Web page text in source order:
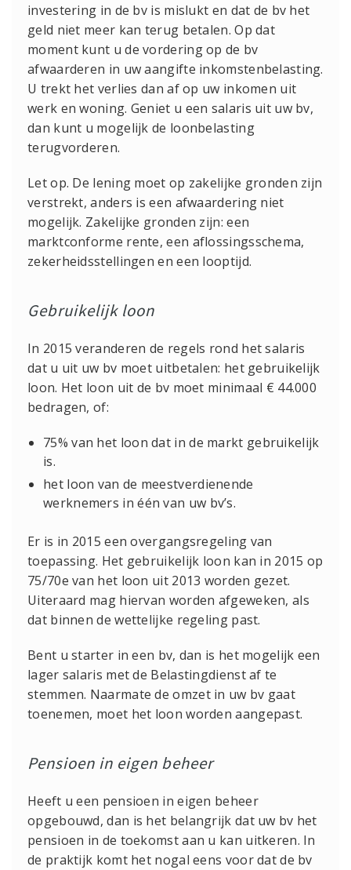
investering in de bv is mislukt en dat de bv het
geld niet meer kan terug betalen. Op dat
moment kunt u de vordering op de bv
afwaarderen in uw aangifte inkomstenbelasting.
U trekt het verlies dan af op uw inkomen uit
werk en woning. Geniet u een salaris uit uw bv,
dan kunt u mogelijk de loonbelasting
terugvorderen.
Let op. De lening moet op zakelijke gronden zijn
verstrekt, anders is een afwaardering niet
mogelijk. Zakelijke gronden zijn: een
marktconforme rente, een aflossingsschema,
zekerheidsstellingen en een looptijd.
Gebruikelijk loon
In 2015 veranderen de regels rond het salaris
dat u uit uw bv moet uitbetalen: het gebruikelijk
loon. Het loon uit de bv moet minimaal € 44.000
bedragen, of:
75% van het loon dat in de markt gebruikelijk
is.
het loon van de meestverdienende
werknemers in één van uw bv’s.
Er is in 2015 een overgangsregeling van
toepassing. Het gebruikelijk loon kan in 2015 op
75/70e van het loon uit 2013 worden gezet.
Uiteraard mag hiervan worden afgeweken, als
dat binnen de wettelijke regeling past.
Bent u starter in een bv, dan is het mogelijk een
lager salaris met de Belastingdienst af te
stemmen. Naarmate de omzet in uw bv gaat
toenemen, moet het loon worden aangepast.
Pensioen in eigen beheer
Heeft u een pensioen in eigen beheer
opgebouwd, dan is het belangrijk dat uw bv het
pensioen in de toekomst aan u kan uitkeren. In
de praktijk komt het nogal eens voor dat de bv